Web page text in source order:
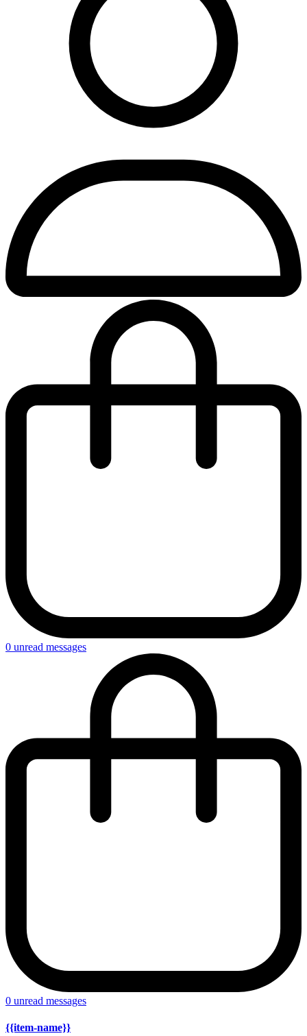
0 unread messages
0 unread messages
{{item-name}}